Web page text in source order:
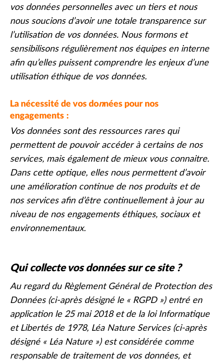
vos données personnelles avec un tiers et nous
nous soucions d’avoir une totale transparence sur
l’utilisation de vos données. Nous formons et
sensibilisons régulièrement nos équipes en interne
afin qu’elles puissent comprendre les enjeux d’une
utilisation éthique de vos données.
La nécessité de vos données pour nos
engagements :
Vos données sont des ressources rares qui
permettent de pouvoir accéder à certains de nos
services, mais également de mieux vous connaitre.
Dans cette optique, elles nous permettent d’avoir
une amélioration continue de nos produits et de
nos services afin d’être continuellement à jour au
niveau de nos engagements éthiques, sociaux et
environnementaux.
Qui collecte vos données sur ce site ?
Au regard du Règlement Général de Protection des
Données (ci-après désigné le « RGPD ») entré en
application le 25 mai 2018 et de la loi Informatique
et Libertés de 1978, Léa Nature Services (ci-après
désigné « Léa Nature ») est considérée comme
responsable de traitement de vos données, et